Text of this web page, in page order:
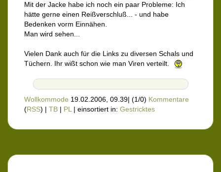
Mit der Jacke habe ich noch ein paar Probleme: Ich
hätte gerne einen Reißverschluß... - und habe
Bedenken vorm Einnähen.
Man wird sehen...
Vielen Dank auch für die Links zu diversen Schals und
Tüchern. Ihr wißt schon wie man Viren verteilt.
Wollkommode 19.02.2006, 09.39| (1/0) Kommentare
(RSS) | TB | PL | einsortiert in: Gestricktes